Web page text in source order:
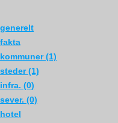
generelt
fakta
kommuner (1)
steder (1)
infra. (0)
sever. (0)
hotel